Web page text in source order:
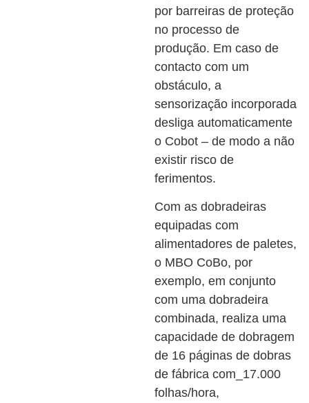
por barreiras de proteção
no processo de
produção. Em caso de
contacto com um
obstáculo, a
sensorização incorporada
desliga automaticamente
o Cobot – de modo a não
existir risco de
ferimentos.
Com as dobradeiras
equipadas com
alimentadores de paletes,
o MBO CoBo, por
exemplo, em conjunto
com uma dobradeira
combinada, realiza uma
capacidade de dobragem
de 16 páginas de dobras
de fábrica com_17.000
folhas/hora,